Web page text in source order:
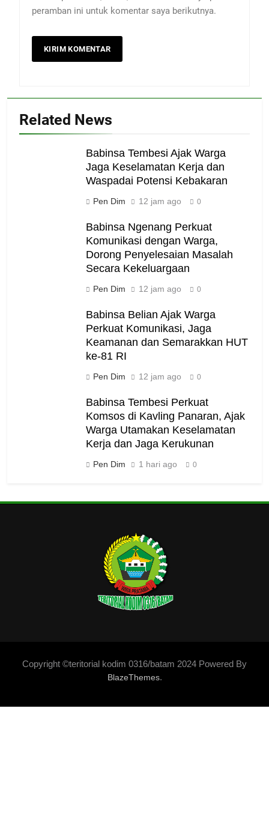
peramban ini untuk komentar saya berikutnya.
Related News
Babinsa Tembesi Ajak Warga
Jaga Keselamatan Kerja dan
Waspadai Potensi Kebakaran
Pen Dim 12 jam ago 0
Babinsa Ngenang Perkuat
Komunikasi dengan Warga,
Dorong Penyelesaian Masalah
Secara Kekeluargaan
Pen Dim 12 jam ago 0
Babinsa Belian Ajak Warga
Perkuat Komunikasi, Jaga
Keamanan dan Semarakkan HUT
ke-81 RI
Pen Dim 12 jam ago 0
Babinsa Tembesi Perkuat
Komsos di Kavling Panaran, Ajak
Warga Utamakan Keselamatan
Kerja dan Jaga Kerukunan
Pen Dim 1 hari ago 0
Copyright ©teritorial kodim 0316/batam 2024 Powered By
BlazeThemes.